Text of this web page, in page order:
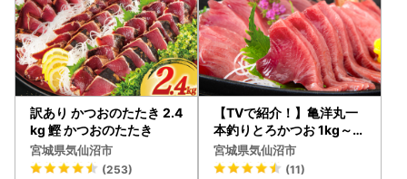
るさと納税に関する情報提供に使用させていただきます。
当市が責任をもって安全に蓄積・保管し、第三者に譲渡・提
供することはございません。
また、上記の手段としては、電子メールの配信やパンフレッ
ト等の郵送をさせていただく場合がございます。
訳あり かつおのたたき 2.4
kg 鰹 かつおのたたき
宮城県気仙沼市
(253)
【TVで紹介！】亀洋丸一
本釣りとろかつお 1kg～1.
2kg
宮城県気仙沼市
(11)